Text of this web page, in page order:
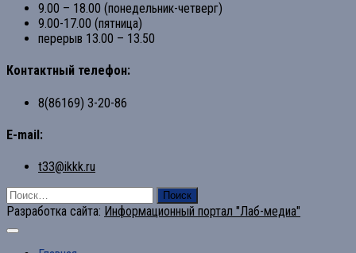
9.00 – 18.00 (понедельник-четверг)
9.00-17.00 (пятница)
перерыв 13.00 – 13.50
Контактный телефон:
8(86169) 3-20-86
E-mail:
t33@ikkk.ru
Найти:
Разработка сайта: Информационный портал "Лаб-медиа"